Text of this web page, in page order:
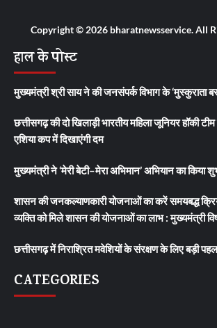
Copyright © 2026 bharatnewsservice. All
हाल के पोस्ट
मुख्यमंत्री श्री साय ने की जनसंपर्क विभाग के ‘मुस्कुराता
छत्तीसगढ़ की दो खिलाड़ी भारतीय महिला जूनियर हॉकी
एशिया कप में दिखाएंगी दम
मुख्यमंत्री ने ‘मेरी बेटी–मेरा अभिमान’ अभियान का किया
शासन की जनकल्याणकारी योजनाओं का करें समयबद्ध
व्यक्ति को मिले शासन की योजनाओं का लाभ : मुख्यमंत्री
छत्तीसगढ़ में निराश्रित मवेशियों के संरक्षण के लिए बड़ी पहल
CATEGORIES